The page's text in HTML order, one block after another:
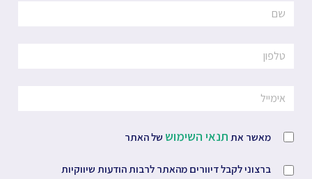
מאשר את תנאי השימוש של האתר
ברצוני לקבל דיוורים מהאתר לרבות הודעות שיווקיות